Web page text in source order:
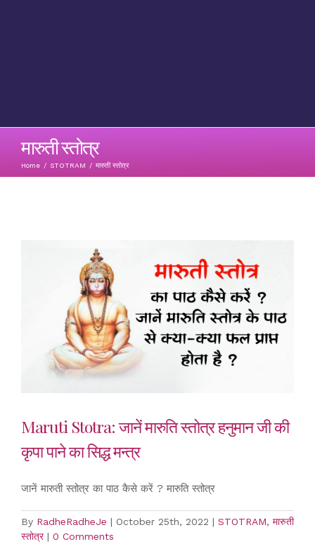
मारुती स्तोत्र
Home / STOTRAM / मारुती स्तोत्र
Maruti Stotra: जानें मारुति स्तोत्र हनुमान जी की
कृपा पाने का सिद्ध मन्त्र
जानें मारुती स्तोत्र का पाठ कैसे करें ? मारुति स्तोत्र
By RadheRadheJe | October 25th, 2022 | STOTRAM, मारुती
स्तोत्र | 0 Comments